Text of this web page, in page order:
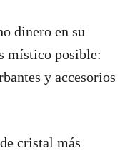
dinero en su
místico posible:
y accesorios
cristal más